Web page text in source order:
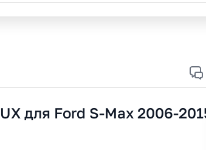
для Ford S-Max 2006-